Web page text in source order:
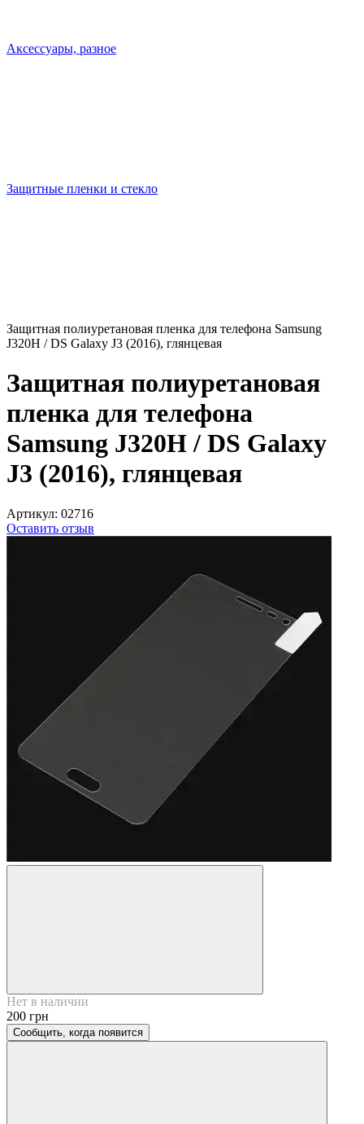
Аксессуары, разное
Защитные пленки и стекло
Защитная полиуретановая пленка для телефона Samsung
J320H / DS Galaxy J3 (2016), глянцевая
Защитная полиуретановая
пленка для телефона
Samsung J320H / DS Galaxy
J3 (2016), глянцевая
Артикул: 02716
Оставить отзыв
Нет в наличии
200 грн
Сообщить, когда появится